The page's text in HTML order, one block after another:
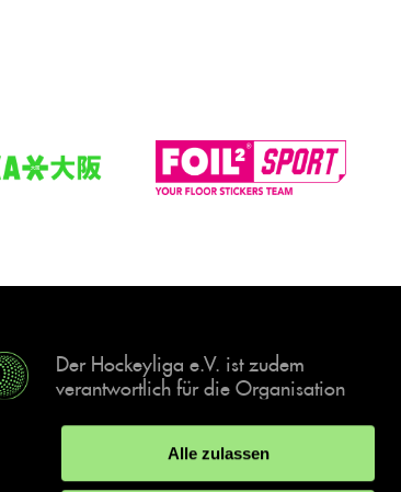
Alle zulassen
Der Hockeyliga e.V. ist zudem
verantwortlich für die Organisation
Events, der deutschen Hockey-
Meisterschaften.